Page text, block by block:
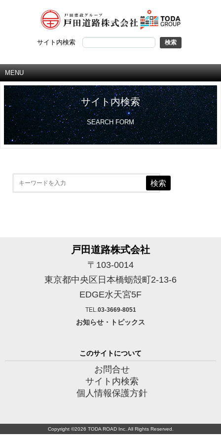
サイト内検索
MENU
サイト内検索
SEARCH FORM
検索
戸田道路株式会社
〒103-0014
東京都中央区日本橋蛎殻町2-13-6
EDGE水天宮5F
TEL.03-3669-8051
お知らせ・トピックス
このサイトについて
お問合せ
サイト内検索
個人情報保護方針
Copyright ©2026 TODA ROAD Inc. All Rights Reserved.